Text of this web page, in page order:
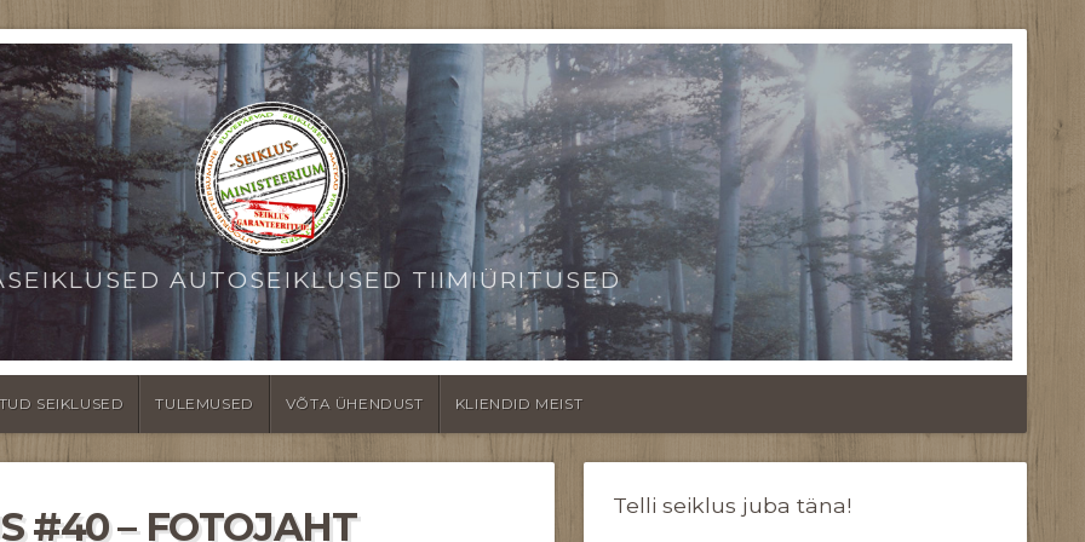
AUTOSEIKLUSED TIIMIÜRITUSED
SEIKLUSED TULEMUSED VÕTA ÜHENDUST KLIENDID MEIST
#40 – FOTOJAHT Telli seiklus juba täna!